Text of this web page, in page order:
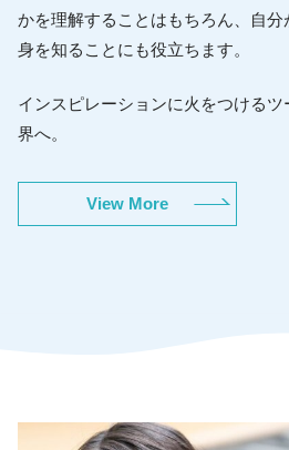
かを理解することはもちろん、自
身を知ることにも役立ちます。
インスピレーションに火をつける
界へ。
View More